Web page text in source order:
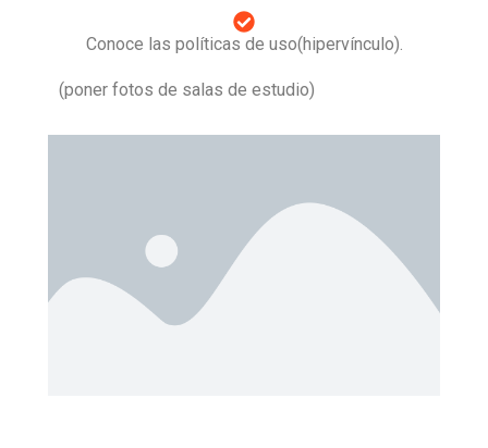
Conoce las políticas de uso(hipervínculo).
(poner fotos de salas de estudio)